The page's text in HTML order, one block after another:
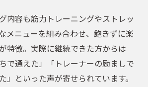
内容も筋力トレーニングやストレッ
メニューを組み合わせ、飽きずに楽
特徴。実際に継続できた方からは
で通えた」「トレーナーの励ましで
」といった声が寄せられています。